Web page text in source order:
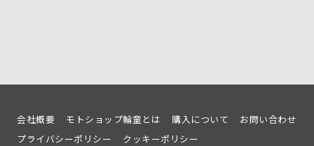
会社概要 モトショップ輪童とは 購入について
お問い合わせ
プライバシーポリシー
クッキーポリシー